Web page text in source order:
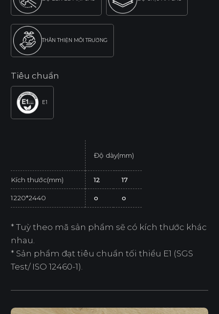
THÂN THIỆN MÔI TRƯỜNG
Tiêu chuẩn
E1
Độ dày(mm)
Kích thước(mm) 12 17
1220*2440 o o
* Tuỳ theo mã sản phẩm sẽ có kích thước khác
nhau.
* Sản phẩm đạt tiêu chuẩn tối thiểu E1 (SGS
Test/ ISO 12460-1).